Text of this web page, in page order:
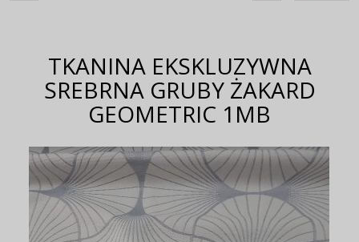
TKANINA EKSKLUZYWNA
SREBRNA GRUBY ŻAKARD
GEOMETRIC 1MB